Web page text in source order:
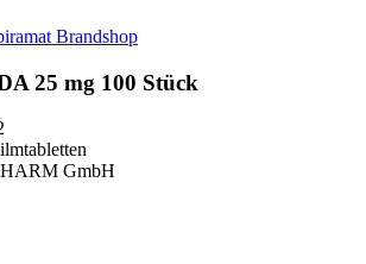
Brandshop
25 mg 100 Stück
GmbH